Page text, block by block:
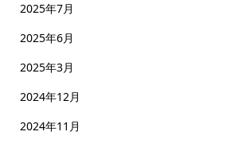
2025年7月
2025年6月
2025年3月
2024年12月
2024年11月